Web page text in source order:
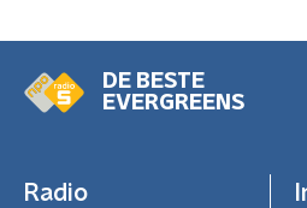
DE BESTE
EVERGREENS
Radio